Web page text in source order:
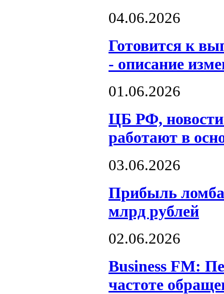
04.06.2026
Готовится к
- описание
01.06.2026
ЦБ РФ, новости
работают в
03.06.2026
Прибыль
млрд рублей
02.06.2026
Business FM:
частоте